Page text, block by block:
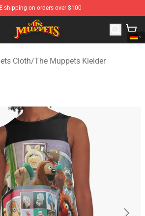
shipping on orders over $100
- Official The Muppets Merchandise
Cloth/The Muppets Kleider